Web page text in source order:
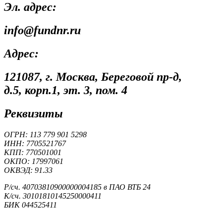
Эл. адрес:
info@fundnr.ru
Адрес:
121087, г. Москва, Береговой пр-д,
д.5, корп.1, эт. 3, пом. 4
Реквизиты
ОГРН: 113 779 901 5298
ИНН: 7705521767
КПП: 770501001
ОКПО: 17997061
ОКВЭД: 91.33
Р/сч. 40703810900000004185 в ПАО ВТБ 24
К/сч. 30101810145250000411
БИК 044525411